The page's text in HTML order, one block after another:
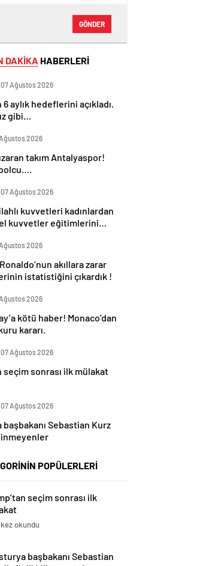
GÖNDER
DAKİKA HABERLERİ
07 Ağustos 2026
aylık hedeflerini açıkladı.
gibi…
2026
takım Antalyaspor!
07 Ağustos 2026
kuvvetleri kadınlardan
kuvvetler eğitimlerini
2026
akıllara zarar
istatistiğini çıkardık !
2026
kötü haber! Monaco’dan
kararı.
07 Ağustos 2026
seçim sonrası ilk mülakat
07 Ağustos 2026
Sebastian Kurz
POPÜLERLERİ
seçim sonrası ilk
okundu
başbakanı Sebastian